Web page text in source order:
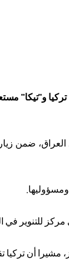
تركيا
ضمن
في
مشيرا أن